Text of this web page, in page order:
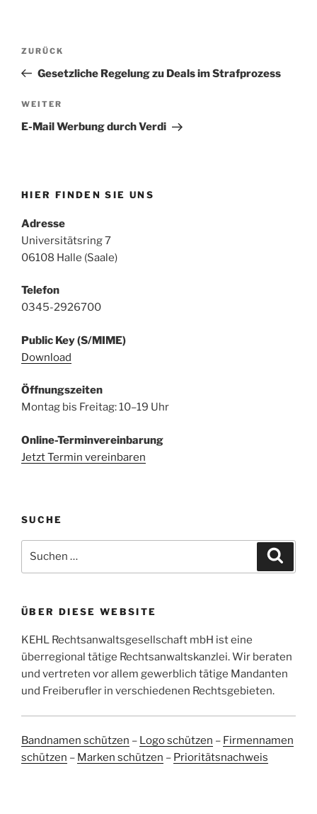
Beitragsnavigation
Vorheriger
Beitrag
ZURÜCK
Gesetzliche Regelung zu Deals im Strafprozess
Nächster
Beitrag
WEITER
E-Mail Werbung durch Verdi
HIER FINDEN SIE UNS
Adresse
Universitätsring 7
06108 Halle (Saale)
Telefon
0345-2926700
Public Key (S/MIME)
Download
Öffnungszeiten
Montag bis Freitag: 10–19 Uhr
Online-Terminvereinbarung
Jetzt Termin vereinbaren
SUCHE
nach:
ÜBER DIESE WEBSITE
KEHL Rechtsanwaltsgesellschaft mbH ist eine
überregional tätige Rechtsanwaltskanzlei. Wir beraten
und vertreten vor allem gewerblich tätige Mandanten
und Freiberufler in verschiedenen Rechtsgebieten.
Bandnamen schützen – Logo schützen – Firmennamen
schützen – Marken schützen – Prioritätsnachweis